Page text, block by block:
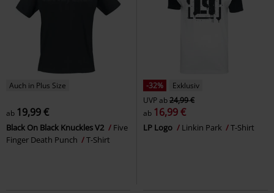
Auch in Plus Size
ab 19,99 €
Black On Black Knuckles V2
Five
Finger Death Punch
T-Shirt
-32%
Exklusiv
UVPab24,99 €
ab 16,99 €
LP Logo Linkin Park T-Shirt